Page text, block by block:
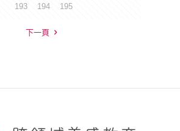
193 194 195
下一頁